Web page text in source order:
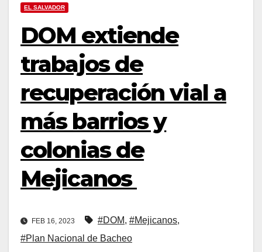
EL SALVADOR
DOM extiende
trabajos de
recuperación vial a
más barrios y
colonias de
Mejicanos
FEB 16, 2023 #DOM, #Mejicanos,
#Plan Nacional de Bacheo